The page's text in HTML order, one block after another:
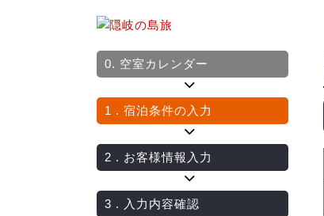
0. 空室カレンダー
1 . 宿泊条件の入力
2 . お客様情報入力
3 . 入力内容確認